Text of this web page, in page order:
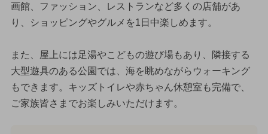
画館、ファッション、レストランなど多くの店舗があ
り、ショッピングやグルメを1日中楽しめます。
また、屋上には足湯やこどもの遊び場もあり、隣接する
大型遊具のある公園では、海を眺めながらウォーキング
もできます。キッズトイレや赤ちゃん休憩室も完備で、
ご家族皆さまでお楽しみいただけます。